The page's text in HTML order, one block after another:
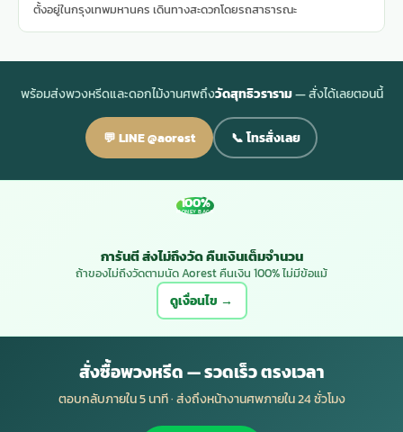
ตั้งอยู่ในกรุงเทพมหานคร เดินทางสะดวกโดยรถสาธารณะ
พร้อมส่งพวงหรีดและดอกไม้งานศพถึงวัดสุทธิวราราม— สั่งได้เลยตอนนี้
💬 LINE @aorest 📞 โทรสั่งเลย
100%
MONEY BACK
การันตี ส่งไม่ถึงวัด คืนเงินเต็มจำนวน
ถ้าของไม่ถึงวัดตามนัด Aorest คืนเงิน 100% ไม่มีข้อแม้
ดูเงื่อนไข →
สั่งซื้อพวงหรีด — รวดเร็ว ตรงเวลา
ตอบกลับภายใน 5 นาที · ส่งถึงหน้างานศพภายใน 24 ชั่วโมง